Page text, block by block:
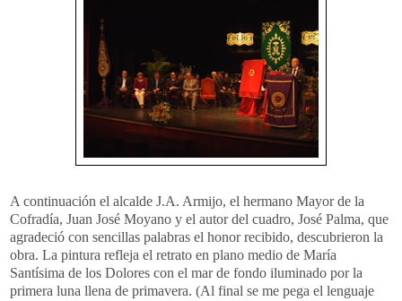
A continuación el alcalde J.A. Armijo, el hermano Mayor de la
Cofradía, Juan José Moyano y el autor del cuadro, José Palma, que
agradeció con sencillas palabras el honor recibido, descubrieron la
obra. La pintura refleja el retrato en plano medio de María
Santísima de los Dolores con el mar de fondo iluminado por la
primera luna llena de primavera. (Al final se me pega el lenguaje